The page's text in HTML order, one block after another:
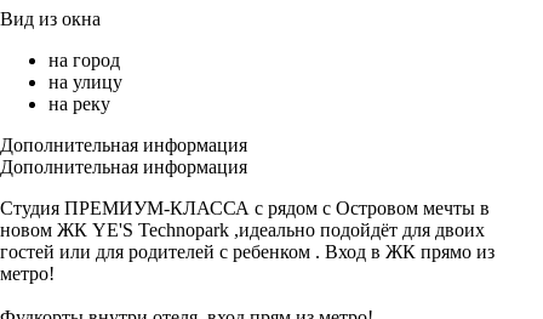
Вид из окна
на город
на улицу
на реку
Дополнительная информация
Дополнительная информация
Студия ПРЕМИУМ-КЛАССА с рядом с Островом мечты в
новом ЖК YE'S Technopark ,идеально подойдёт для двоих
гостей или для родителей с ребенком . Вход в ЖК прямо из
метро!